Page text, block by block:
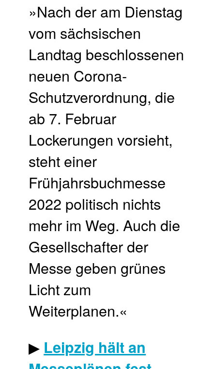
»Nach der am Dienstag
vom sächsischen
Landtag beschlossenen
neuen Corona-
Schutzverordnung, die
ab 7. Februar
Lockerungen vorsieht,
steht einer
Frühjahrsbuchmesse
2022 politisch nichts
mehr im Weg. Auch die
Gesellschafter der
Messe geben grünes
Licht zum
Weiterplanen.«
▶ Leipzig hält an